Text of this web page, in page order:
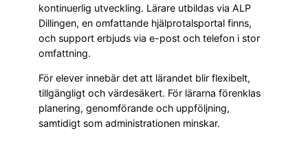
kontinuerlig utveckling. Lärare utbildas via ALP
Dillingen, en omfattande hjälprotalsportal finns,
och support erbjuds via e-post och telefon i stor
omfattning.
För elever innebär det att lärandet blir flexibelt,
tillgängligt och värdesäkert. För lärarna förenklas
planering, genomförande och uppföljning,
samtidigt som administrationen minskar.